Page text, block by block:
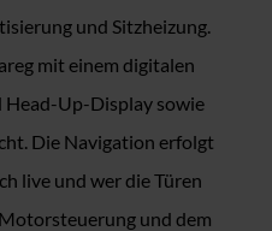
und Sitzheizung.
mit einem digitalen
Head-Up-Display sowie
Die Navigation erfolgt
live und wer die Türen
und dem